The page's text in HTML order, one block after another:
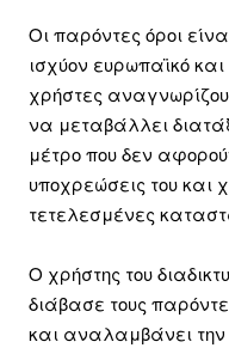
Οι παρόντες όροι
ισχύον ευρωπαϊκό και
χρήστες
να μεταβάλλει
μέτρο που δεν
υποχρεώσεις του και
τετελεσμένες
Ο χρήστης του
διάβασε τους
και αναλαμβάνει την